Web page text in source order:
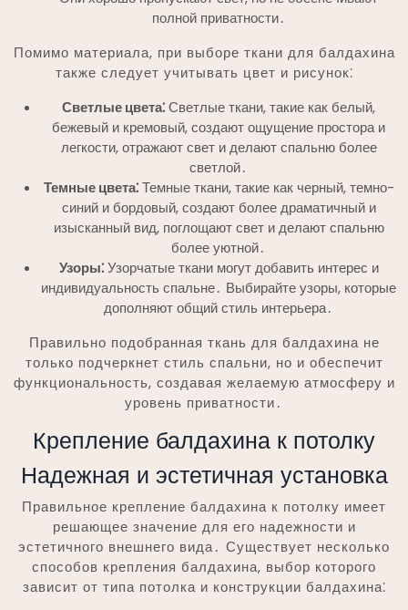
полной приватности․
Помимо материала, при выборе ткани для балдахина
также следует учитывать цвет и рисунок⁚
Светлые цвета⁚Светлые ткани, такие как белый,
бежевый и кремовый, создают ощущение простора и
легкости, отражают свет и делают спальню более
светлой․
Темные цвета⁚Темные ткани, такие как черный, темно-
синий и бордовый, создают более драматичный и
изысканный вид, поглощают свет и делают спальню
более уютной․
Узоры⁚Узорчатые ткани могут добавить интерес и
индивидуальность спальне․ Выбирайте узоры, которые
дополняют общий стиль интерьера․
Правильно подобранная ткань для балдахина не
только подчеркнет стиль спальни, но и обеспечит
функциональность, создавая желаемую атмосферу и
уровень приватности․
Крепление балдахина к потолку
Надежная и эстетичная установка
Правильное крепление балдахина к потолку имеет
решающее значение для его надежности и
эстетичного внешнего вида․ Существует несколько
способов крепления балдахина, выбор которого
зависит от типа потолка и конструкции балдахина⁚